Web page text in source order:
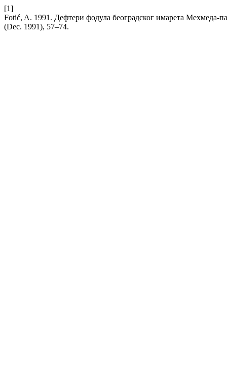
[1]
Fotić, A. 1991. Дефтери фодула београдског имарета Мехмеда-
(Dec. 1991), 57–74.